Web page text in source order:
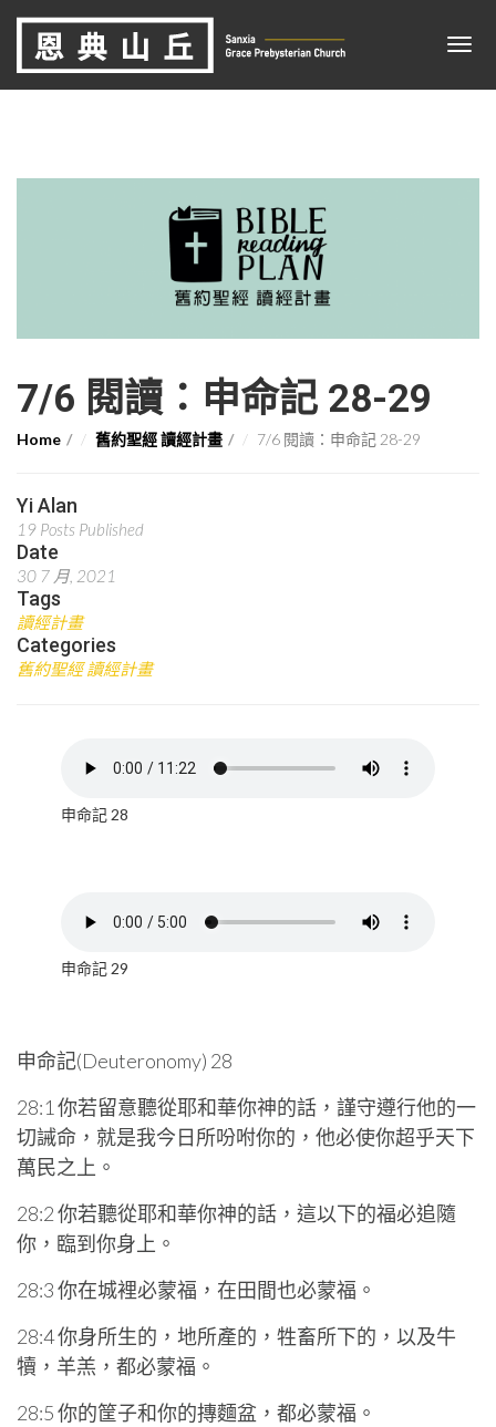
7/6 閱讀：申命記 28-29
Home 舊約聖經 讀經計畫 7/6 閱讀：申命記 28-29
Yi Alan
19 Posts Published
Date
30 7 月, 2021
Tags
讀經計畫
Categories
舊約聖經 讀經計畫
申命記 28
申命記 29
申命記(Deuteronomy) 28
28:1 你若留意聽從耶和華你神的話，謹守遵行他的一
切誡命，就是我今日所吩咐你的，他必使你超乎天下
萬民之上。
28:2 你若聽從耶和華你神的話，這以下的福必追隨
你，臨到你身上。
28:3 你在城裡必蒙福，在田間也必蒙福。
28:4 你身所生的，地所產的，牲畜所下的，以及牛
犢，羊羔，都必蒙福。
28:5 你的筐子和你的摶麵盆，都必蒙福。